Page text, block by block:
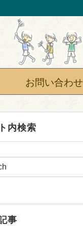
お問い合わせ
内検索
事